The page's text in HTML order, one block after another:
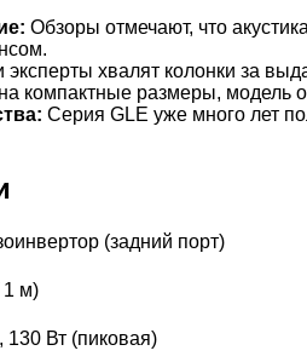
Обзоры отмечают, что
эксперты хвалят колонки за
компактные размеры, модель
Серия GLE уже много лет
(задний порт)
1 м)
Вт (пиковая)